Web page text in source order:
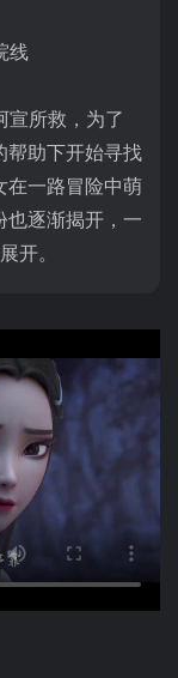
线
宣所救，为了
帮助下开始寻找
在一路冒险中萌
也逐渐揭开，一
开。